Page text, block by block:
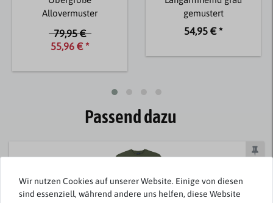
Allovermuster
79,95 €
55,96 € *
gemustert
54,95 € *
Passend dazu
Wir nutzen Cookies auf unserer Website. Einige von diesen
sind essenziell, während andere uns helfen, diese Website